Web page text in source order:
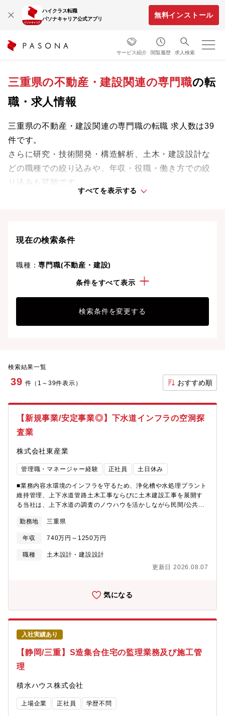
ハイクラス転職
パソナキャリア公式アプリ
無料インストール
サービス紹介 閲覧履歴 求人検索
三重県の不動産・建設関連の専門職の転
職・求人情報
三重県の不動産・建設関連の専門職の転職 求人数は39
件です。
さらに研究・技術開発・構造解析、土木・建設設計な
どの職種での絞り込みや、年収・役職・働き方での絞
り込みも可能です。
三重県の不動産・建設関連の専門職の新着求人として
ライフスタイルや価値観に合った理想の働き方を叶え
ことも可能です。
すべてを表示する
現在の検索条件
職種：専門職(不動産・建設)
条件をすべて表示
検索条件を変更する
検索結果一覧
39 件（1～39件表示） おすすめ順
【新規事業/安定事業◎】下水道インフラの空洞探
査業
株式会社東産業
管理職・マネージャー経験 正社員 土日休み
■業務内容水環境のインフラを守るため、浄化槽や水処理プラント
維持管理、上下水道管路土木工事ならびに土木建設工事を展開す
る当社は、上下水道の調査のノウハウを活かしながら民間/公共の
る「空洞調査」の新事業に乗り出すこととなりました。そのため
に、受注を可能とするため、また入札やクライアントとの交渉な
どを行っていただきます。【事業・組織紹介】・上下水道事業部
の中に、調査課、更生課、営業4課があり上下水道事業を展開して
して仕事していただきます。・官公庁8割、民間2割程であり、主
事業にて、資格や知見を活かして顧客対応やノウハウ共有など手
腕をふるっていただきます。いずれは部門の責任者候補として、
新事業部の立ち上げメンバーとして活躍を期待しています。《空
洞調査》道路に埋設されている上下水管と地上の間に空洞がで
き、そこに陥没が発生する可能性があります。それを防ぐための
事前調査を官公庁や民間事業から受注し、専用の調査車両を使用
しながら空洞調査を行います。《入社すぐは》事業登録を行うま
では下水道管の調査のフォローを行っていただきます。・下水道
管路 調査（目視・TVカメラ）■詳細・クライアントのヒアリン
現場担当者と話しながら工程管理・入札対応 作業報告を通じたク
ライアントとの関係性構築・技術知見を活かした工法提案・知識
を活かした育成■当社の需要水道管などのインフラ整備は50年前に
勤務地 三重県
年収 740万円～1250万円
職種
土木設計・建設設計
更新日 2026.08.07
気になる
入社実績あり
【静岡/三重】S造集合住宅の監理業務及び施工管
理
積水ハウス株式会社
上場企業 正社員 学歴不問